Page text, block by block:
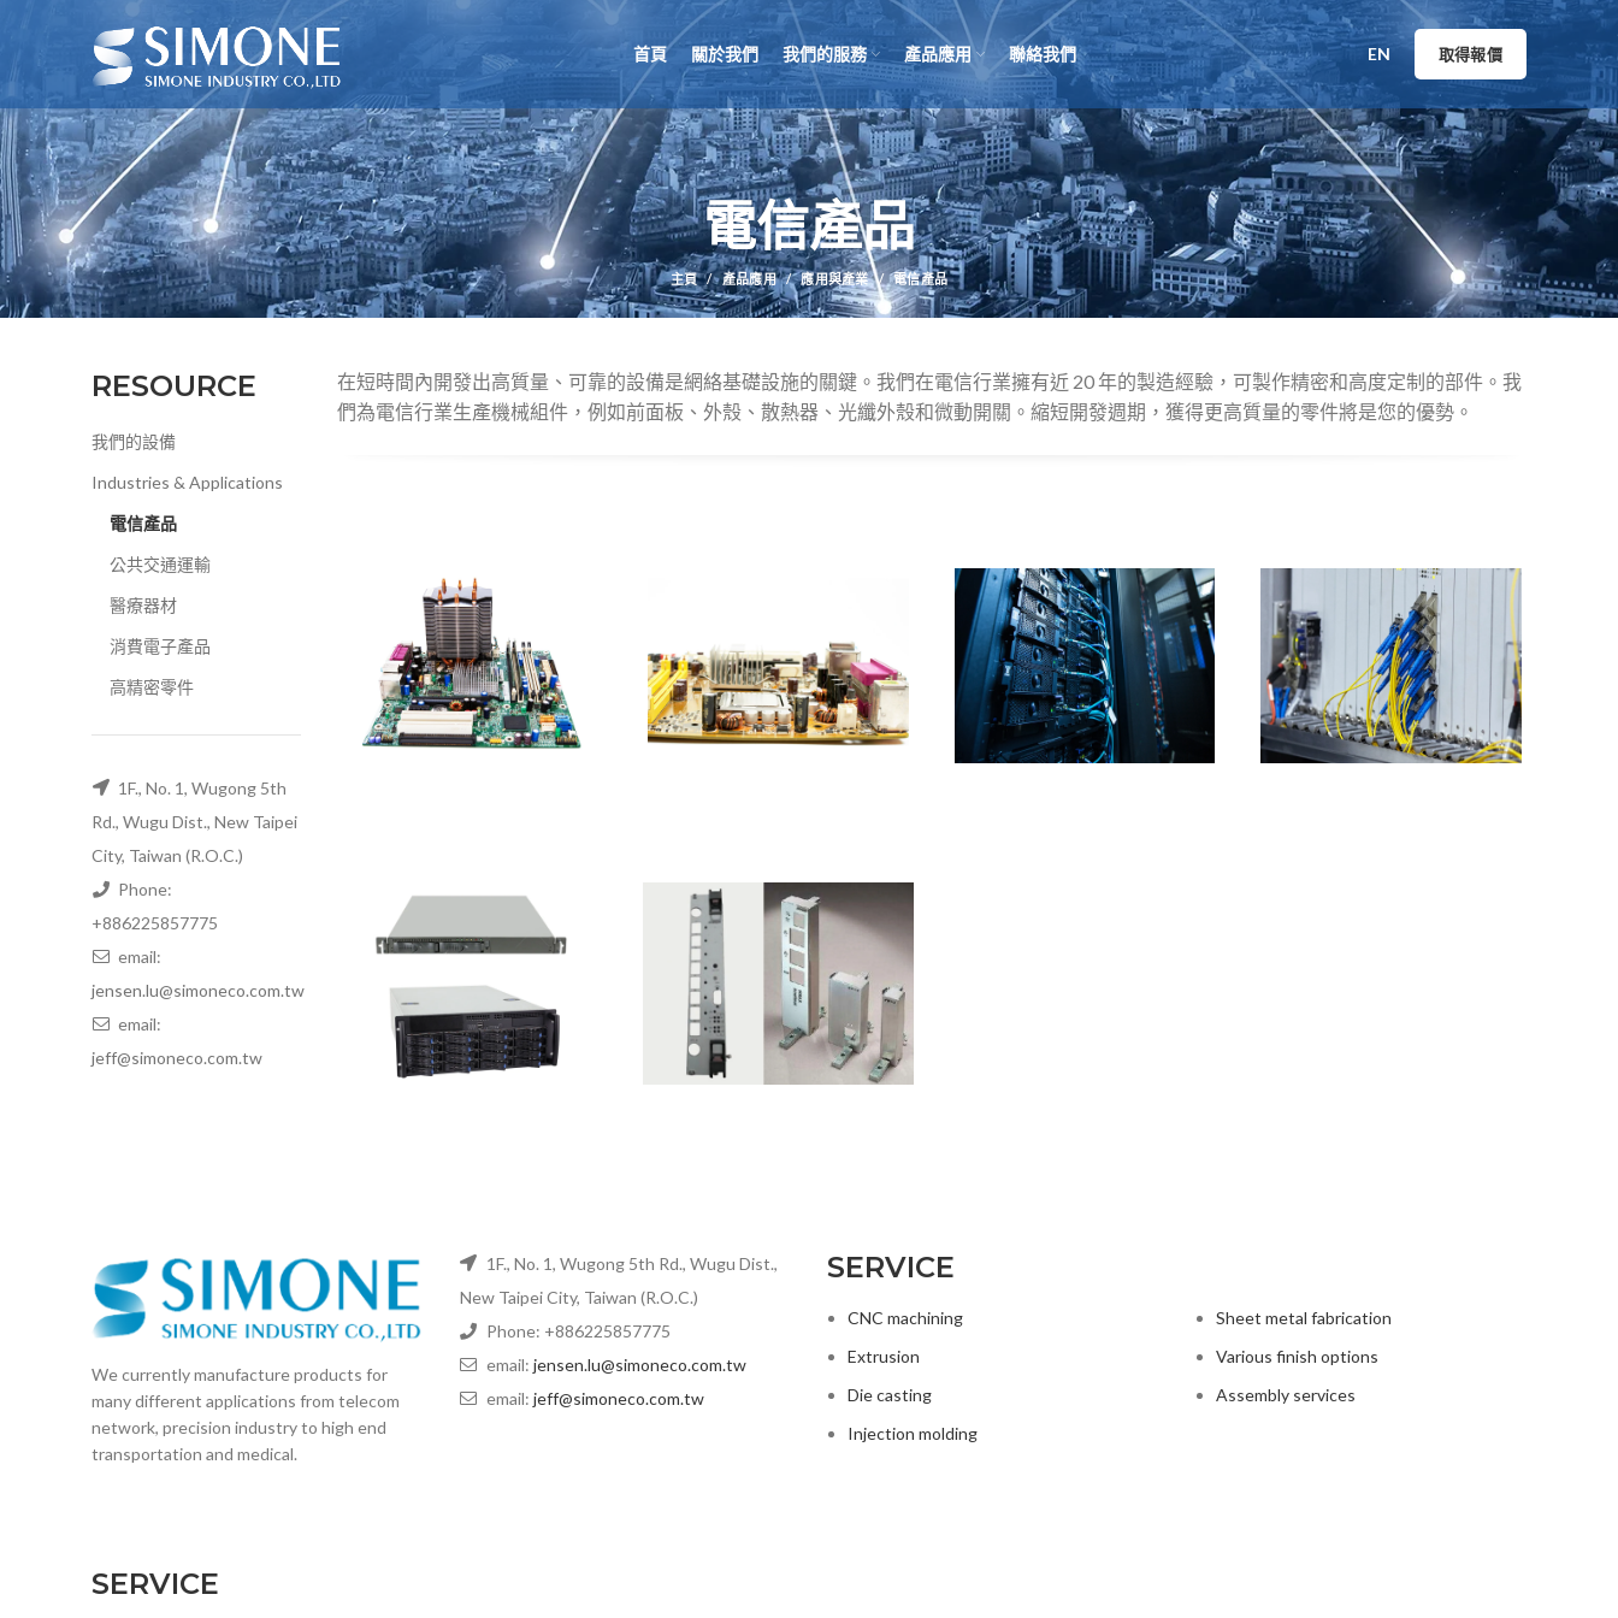
首頁 關於我們 我們的服務 產品應用 聯絡我們 EN 取得報價
電信產品
主頁 產品應用 應用與產業 電信產品
在短時間內開發出高質量、可靠的設備是網絡基礎設施的關鍵。我們在電信行業擁有近 20 年的製造經驗，可製作精密和高度定制的部件。我
們為電信行業生產機械組件，例如前面板、外殼、散熱器、光纖外殼和微動開關。縮短開發週期，獲得更高質量的零件將是您的優勢。
RESOURCE
我們的設備
Industries & Applications
電信產品
公共交通運輸
醫療器材
消費電子產品
高精密零件
1F., No. 1, Wugong 5th
Rd., Wugu Dist., New Taipei
City, Taiwan (R.O.C.)
Phone:
+886225857775
email:
jensen.lu@simoneco.com.tw
email:
jeff@simoneco.com.tw
We currently manufacture products for
many different applications from telecom
network, precision industry to high end
transportation and medical.
1F., No. 1, Wugong 5th Rd., Wugu Dist.,
New Taipei City, Taiwan (R.O.C.)
Phone: +886225857775
email: jensen.lu@simoneco.com.tw
email: jeff@simoneco.com.tw
SERVICE
CNC machining
Extrusion
Die casting
Injection molding
Sheet metal fabrication
Various finish options
Assembly services
SERVICE